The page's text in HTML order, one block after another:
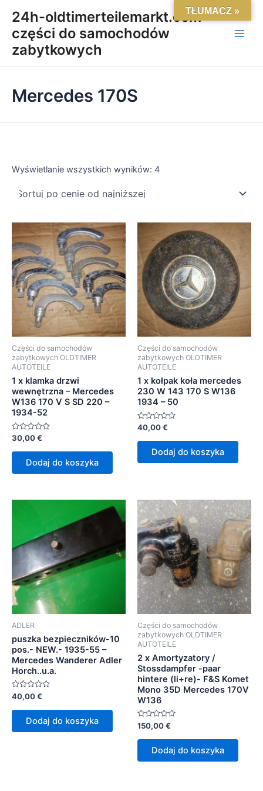
content
24h-oldtimerteilemarkt.com-
części do samochodów
zabytkowych
Main
Mercedes 170S
Wyświetlanie wszystkich wyników: 4
według
ceny:
od
niskiej
Części do samochodów
zabytkowych OLDTIMER
AUTOTEILE
1 x klamka drzwi
wewnętrzna – Mercedes
W136 170 V S SD 220 –
1934-52
Oceniono
na
30,00€
Dodaj do koszyka
Części do samochodów
zabytkowych OLDTIMER
AUTOTEILE
1 x kołpak koła mercedes
230 W 143 170 S W136
1934 – 50
Oceniono
na
40,00€
Dodaj do koszyka
ADLER
puszka bezpieczników-10
pos.- NEW.- 1935-55 –
Mercedes Wanderer Adler
Horch..u.a.
Oceniono
0
na
40,00€
Dodaj do koszyka
Części do samochodów
zabytkowych OLDTIMER
AUTOTEILE
2 x Amortyzatory /
Stossdampfer -paar
hintere (li+re)- F&S Komet
Mono 35D Mercedes 170V
W136
Oceniono
0
na
150,00€
Dodaj do koszyka
TŁUMACZ »